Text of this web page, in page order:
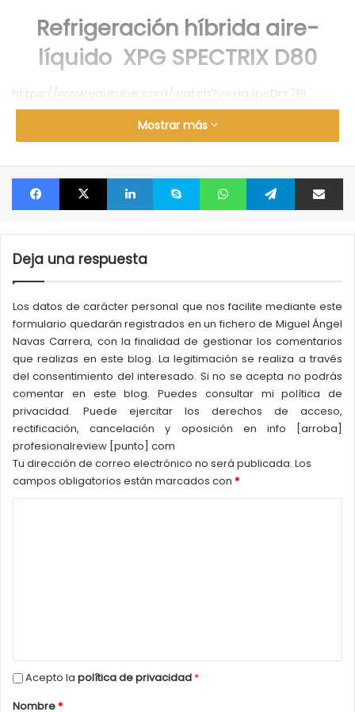
Refrigeración híbrida aire-
líquido XPG SPECTRIX D80
https://www.youtube.com/watch?v=HgJpcDrY7BI
dispone en su parte superior un
no conductor con un bajo punto de ebullición para
disipar el calor eficientemente. Funciona en conjunto
con un disipador de calor de aluminio y materiales
térmicamente conductores en el PCB para ofrecer un
enfriamiento integral.
personalizar los efectos de iluminación configurando
patrones, velocidad de pulso, intensidad de iluminación,
y más. El control de la iluminación es intuitivo con la
Mostrar más
Facebook X LinkedIn Skype WhatsApp Telegram
Deja una respuesta
Los datos de carácter personal que nos facilite mediante este
formulario quedarán registrados en un fichero de Miguel Ángel
Navas Carrera, con la finalidad de gestionar los comentarios
que realizas en este blog. La legitimación se realiza a través
del consentimiento del interesado. Si no se acepta no podrás
comentar en este blog. Puedes consultar mi política de
privacidad. Puede ejercitar los derechos de acceso,
rectificación, cancelación y oposición en info [arroba]
profesionalreview [punto] com
Tu dirección de correo electrónico no será publicada. Los
campos obligatorios están marcados con *
r
i
Acepto la política de privacidad *
Nombre*